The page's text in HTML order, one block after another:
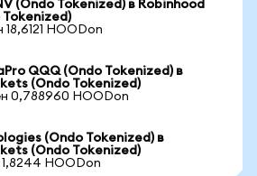
(Ondo Tokenized) в Robinhood
Tokenized)
HOODon
QQQ (Ondo Tokenized) в
(Ondo Tokenized)
0,788960 HOODon
(Ondo Tokenized) в
(Ondo Tokenized)
1,8244 HOODon